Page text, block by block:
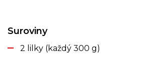
Suroviny
2 lilky (každý 300 g)